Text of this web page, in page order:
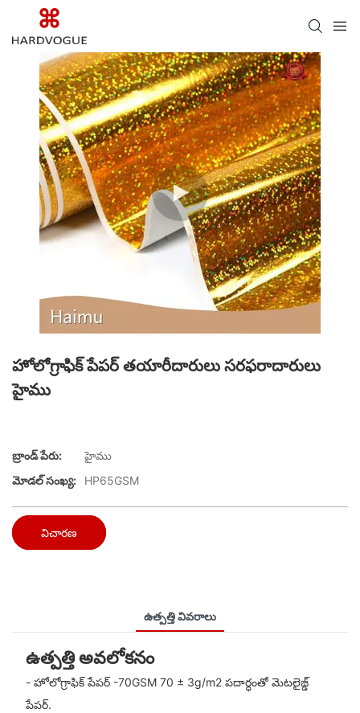
హోలోగ్రాఫిక్ పేపర్ తయారీదారులు సరఫరాదారులు
హైము
బ్రాండ్ పేరు:
హైము
మోడల్ సంఖ్య:
HP65GSM
విచారణ
ఉత్పత్తి వివరాలు
ఉత్పత్తి అవలోకనం
- హోలోగ్రాఫిక్ పేపర్ -70GSM 70 ± 3g/m2 పదార్ధంతో మెటలైజ్డ్
పేపర్.